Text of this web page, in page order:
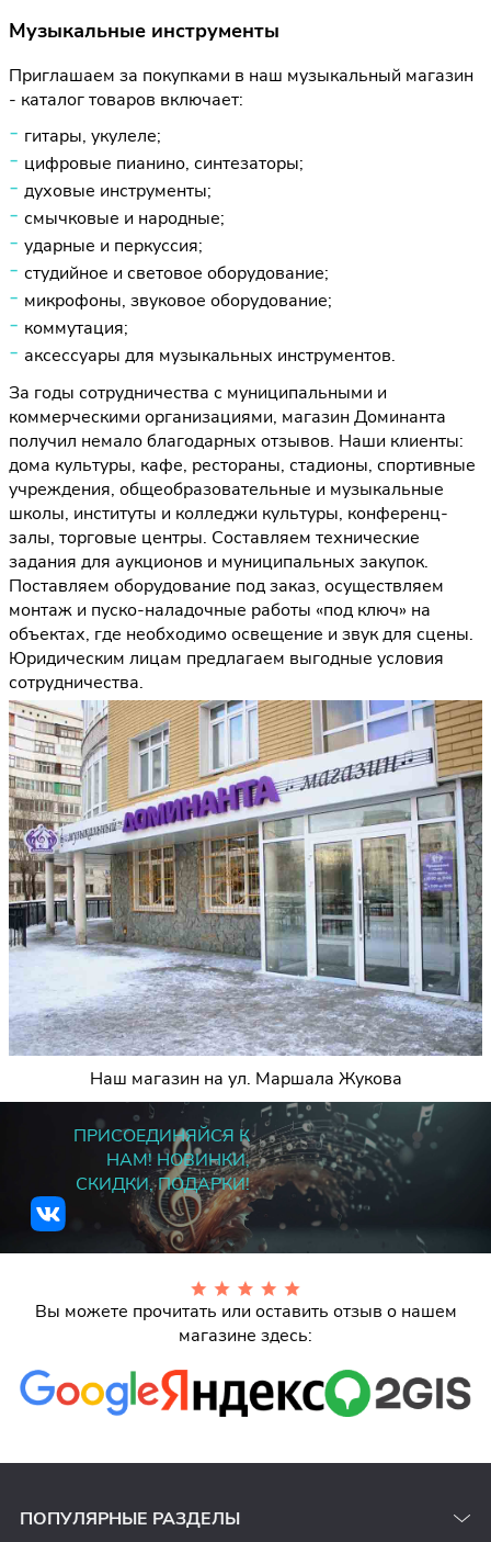
Музыкальные инструменты
Приглашаем за покупками в наш музыкальный магазин
- каталог товаров включает:
гитары, укулеле;
цифровые пианино, синтезаторы;
духовые инструменты;
смычковые и народные;
ударные и перкуссия;
студийное и световое оборудование;
микрофоны, звуковое оборудование;
коммутация;
аксессуары для музыкальных инструментов.
За годы сотрудничества с муниципальными и
коммерческими организациями, магазин Доминанта
получил немало благодарных отзывов. Наши клиенты:
дома культуры, кафе, рестораны, стадионы, спортивные
учреждения, общеобразовательные и музыкальные
школы, институты и колледжи культуры, конференц-
залы, торговые центры. Составляем технические
задания для аукционов и муниципальных закупок.
Поставляем оборудование под заказ, осуществляем
монтаж и пуско-наладочные работы «под ключ» на
объектах, где необходимо освещение и звук для сцены.
Юридическим лицам предлагаем выгодные условия
сотрудничества.
Наш магазин на ул. Маршала Жукова
ПРИСОЕДИНЯЙСЯ К
НАМ! НОВИНКИ,
СКИДКИ, ПОДАРКИ!
Вы можете прочитать или оставить отзыв о нашем
магазине здесь:
ПОПУЛЯРНЫЕ РАЗДЕЛЫ